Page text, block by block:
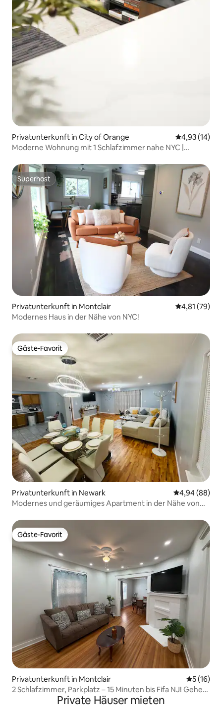
Privatunterkunft in City of Orange
4,93 (14)
Moderne Wohnung mit 1 Schlafzimmer nahe NYC |
Superhost
Superhost
Privatunterkunft in Montclair
4,81 (79)
Modernes Haus in der Nähe von NYC!
Gäste-Favorit
Gäste-Favorit
Privatunterkunft in Newark
4,94 (88)
Modernes und geräumiges Apartment in der Nähe von
Gäste-Favorit
Gäste-Favorit
Privatunterkunft in Montclair
5 (16)
2 Schlafzimmer, Parkplatz – 15 Minuten bis Fifa NJ! Gehe
zum MC HotelPrivate Häuser mieten